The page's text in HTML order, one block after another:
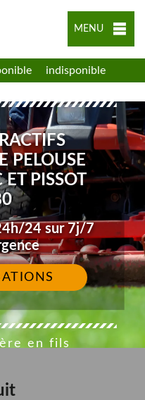
MENU
indisponible
PELOUSE
ET PISSOT
24 sur 7j/7
en fils